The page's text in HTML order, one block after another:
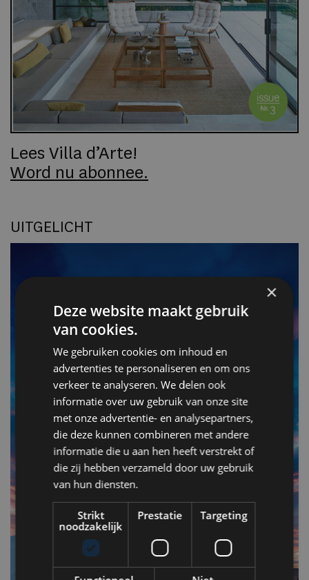
Lees Villa d’Arte!
Word nu abonnee.
UITGELICHT
×
Deze website maakt gebruik
van cookies.
We gebruiken cookies om inhoud en
advertenties te personaliseren en om ons
verkeer te analyseren. We delen ook
informatie over uw gebruik van onze site
met onze advertentie- en analysepartners,
die deze kunnen combineren met andere
informatie die u aan hen heeft verstrekt of
die zij hebben verzameld door uw gebruik
van hun diensten.
Strikt
noodzakelijk
Prestatie Targeting